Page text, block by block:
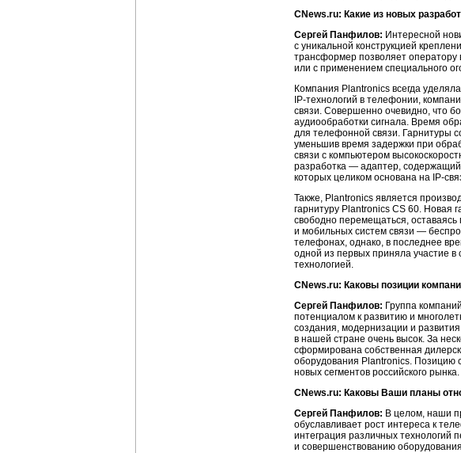
CNews.ru: Какие из новых
Сергей Панфилов: Интересной
с уникальной конструкцией
трансформер позволяет
или с применением специального
Компания Plantronics всегда
IP-технологий в телефонии,
связи. Совершенно очевидно, что
аудиообработки сигнала. Время
для телефонной связи. Гарнитуры
уменьшив время задержки при
связи с компьютером
разработка — адаптер, содержащий
которых целиком основана на IP-
Также, Plantronics является
гарнитуру Plantronics CS 60. Новая
свободно перемещаться, оставаясь
и мобильных систем связи —
телефонах, однако, в последнее
одной из первых приняла участие
технологией.
CNews.ru: Каковы позиции
Сергей Панфилов: Группа
потенциалом к развитию и
создания, модернизации и
в нашей стране очень высок. За
сформирована собственная
оборудования Plantronics. Позицию
новых сегментов российского рынка.
CNews.ru: Каковы Ваши планы
Сергей Панфилов: В целом, наши
обуславливает рост интереса к
интеграция различных
и совершенствованию